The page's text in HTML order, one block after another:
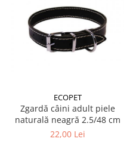
ECOPET
Zgardă câini adult piele
naturală neagră 2.5/48 cm
22,00 Lei